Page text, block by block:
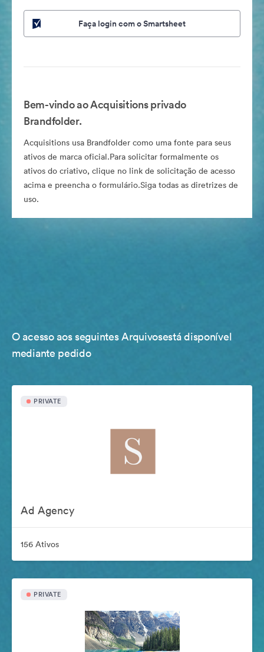
Faça login com o Smartsheet
Bem-vindo ao Acquisitions privado
Brandfolder.
Acquisitions usa Brandfolder como uma fonte para seus
ativos de marca oficial.Para solicitar formalmente os
ativos do criativo, clique no link de solicitação de acesso
acima e preencha o formulário.Siga todas as diretrizes de
uso.
O acesso aos seguintes Arquivosestá disponível
mediante pedido
PRIVATE
Ad Agency
156 Ativos
PRIVATE